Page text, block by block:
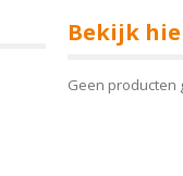
Bekijk
Geen producten